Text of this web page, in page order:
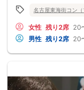
名古屋東海街コン（
女性 残り2席 20
男性 残り2席 20